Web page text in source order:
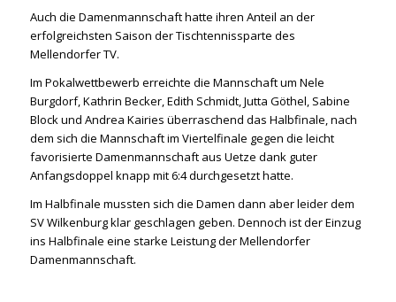
Auch die Damenmannschaft hatte ihren Anteil an der
erfolgreichsten Saison der Tischtennissparte des
Mellendorfer TV.
Im Pokalwettbewerb erreichte die Mannschaft um Nele
Burgdorf, Kathrin Becker, Edith Schmidt, Jutta Göthel, Sabine
Block und Andrea Kairies überraschend das Halbfinale, nach
dem sich die Mannschaft im Viertelfinale gegen die leicht
favorisierte Damenmannschaft aus Uetze dank guter
Anfangsdoppel knapp mit 6:4 durchgesetzt hatte.
Im Halbfinale mussten sich die Damen dann aber leider dem
SV Wilkenburg klar geschlagen geben. Dennoch ist der Einzug
ins Halbfinale eine starke Leistung der Mellendorfer
Damenmannschaft.